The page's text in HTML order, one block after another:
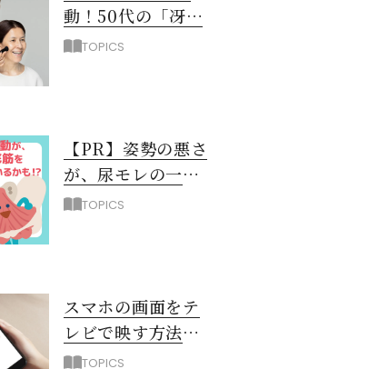
動！50代の「冴え
ない黄ぐすみ」を
TOPICS
【PR】姿勢の悪さ
が、尿モレの一
因！？ 骨盤底筋
TOPICS
スマホの画面をテ
レビで映す方法
（iPhone編）
TOPICS